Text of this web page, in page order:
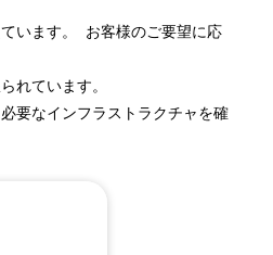
います。 お客様のご要望に応
れています。
要なインフラストラクチャを確